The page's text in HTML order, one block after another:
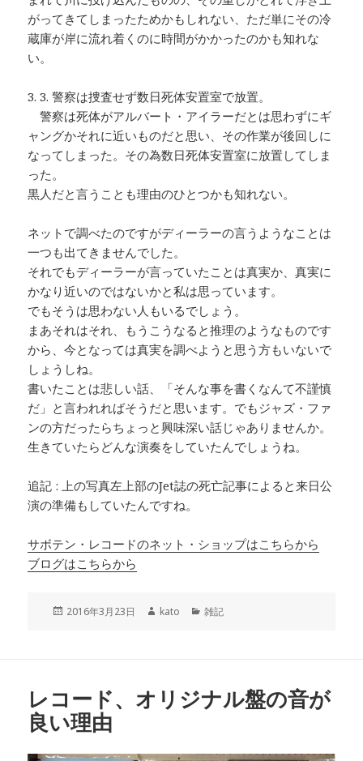
がってきてしまったためかもしれない、ただ単にその冷
蔵庫が岸に流れ着くのに時間がかかったのかも知れな
い。
3. 3. 警察は捜査せず数日死体安置室で放置。
警察は死体がアルバート・アイラーだとは思わずにギ
ャングかそれに近いものだと思い、その作業が後回しに
なってしまった。その為数日死体安置室に放置してしま
った。
黒人だと言うことも理由のひとつかも知れない。
ネットで調べたのですがディーラーの言うようなことは
一つも出てきませんでした。
それでもディーラーが言っていたことは真実か、真実に
かなり近いのではないかと私は思っています。
でもそうは思わない人もいるでしょう。
まあそれはそれ、もうこうなると推理のようなものです
から、今となっては真実を調べようと思う方もいないで
しょうしね。
書いたことは悲しい話、「そんな事を書くなんて不謹慎
だ」と言われればそうだと思います。でもジャズ・ファ
ンの方だったらちょっと興味深い話じゃありませんか。
生きていたらどんな演奏をしていたんでしょうね。
追記 : 上の写真左上部のJet誌の死亡記事によると来日公
演の準備もしていたんですね。
サボテン・レコードのネット・ショップはこちらから
ブログはこちらから
投
2016年3月23日
作
kato
カ
雑記
レコード、オリジナル盤の音が
良い理由